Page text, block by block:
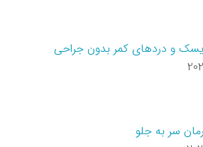
و دردهای کمر بدون جراحی
سر به جلو